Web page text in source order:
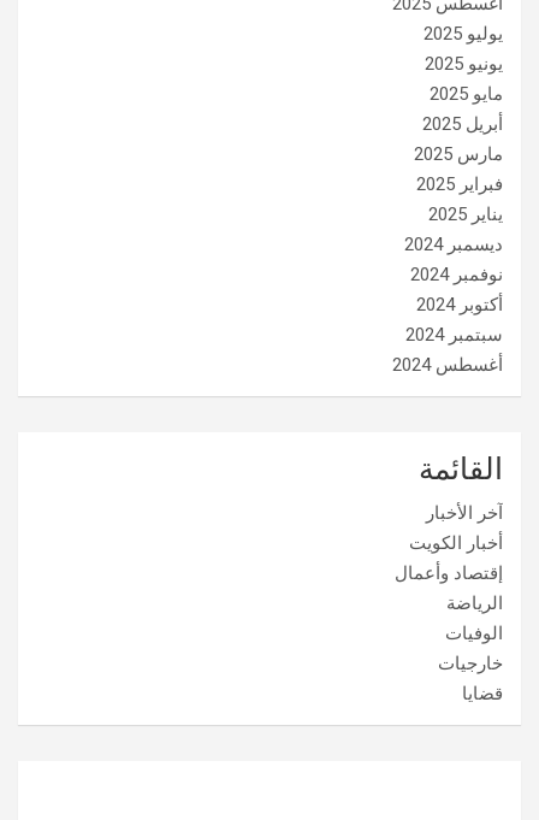
يوليو 2025
يونيو 2025
مايو 2025
أبريل 2025
مارس 2025
فبراير 2025
يناير 2025
ديسمبر 2024
نوفمبر 2024
أكتوبر 2024
سبتمبر 2024
أغسطس 2024
القائمة
آخر الأخبار
أخبار الكويت
إقتصاد وأعمال
الرياضة
الوفيات
خارجيات
قضايا